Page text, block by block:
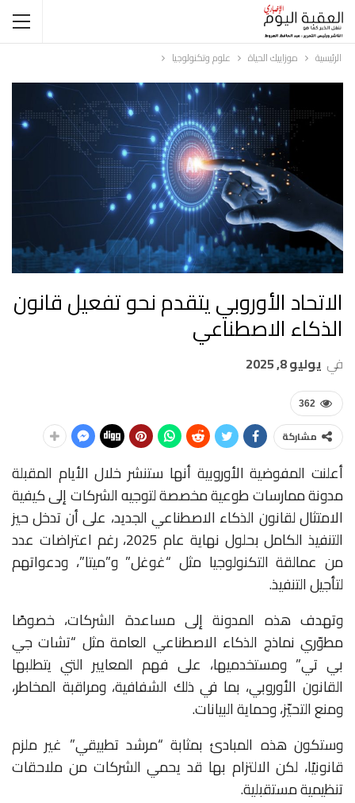
الرئيسية موزاييك الحياة علوم وتكنولوجيا
الاتحاد الأوروبي يتقدم نحو تفعيل قانون
الذكاء الاصطناعي
في يوليو 8, 2025
362
مشاركة
أعلنت المفوضية الأوروبية أنها ستنشر خلال الأيام المقبلة
مدونة ممارسات طوعية مخصصة لتوجيه الشركات إلى كيفية
الامتثال لقانون الذكاء الاصطناعي الجديد، على أن تدخل حيز
التنفيذ الكامل بحلول نهاية عام 2025، رغم اعتراضات عدد
من عمالقة التكنولوجيا مثل “غوغل” و”ميتا”، ودعواتهم
لتأجيل التنفيذ.
وتهدف هذه المدونة إلى مساعدة الشركات، خصوصًا
مطوّري نماذج الذكاء الاصطناعي العامة مثل “تشات جي
بي تي” ومستخدميها، على فهم المعايير التي يتطلبها
القانون الأوروبي، بما في ذلك الشفافية، ومراقبة المخاطر،
ومنع التحيّز، وحماية البيانات.
وستكون هذه المبادئ بمثابة “مرشد تطبيقي” غير ملزم
قانونيًا، لكن الالتزام بها قد يحمي الشركات من ملاحقات
تنظيمية مستقبلية.